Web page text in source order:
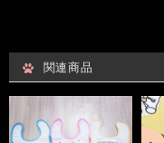
関連商品